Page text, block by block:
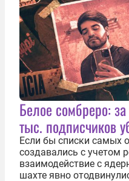
Белое сомбреро:
тыс. подписчиков
Если бы списки самых
создавались с учетом
взаимодействие с
шахте явно